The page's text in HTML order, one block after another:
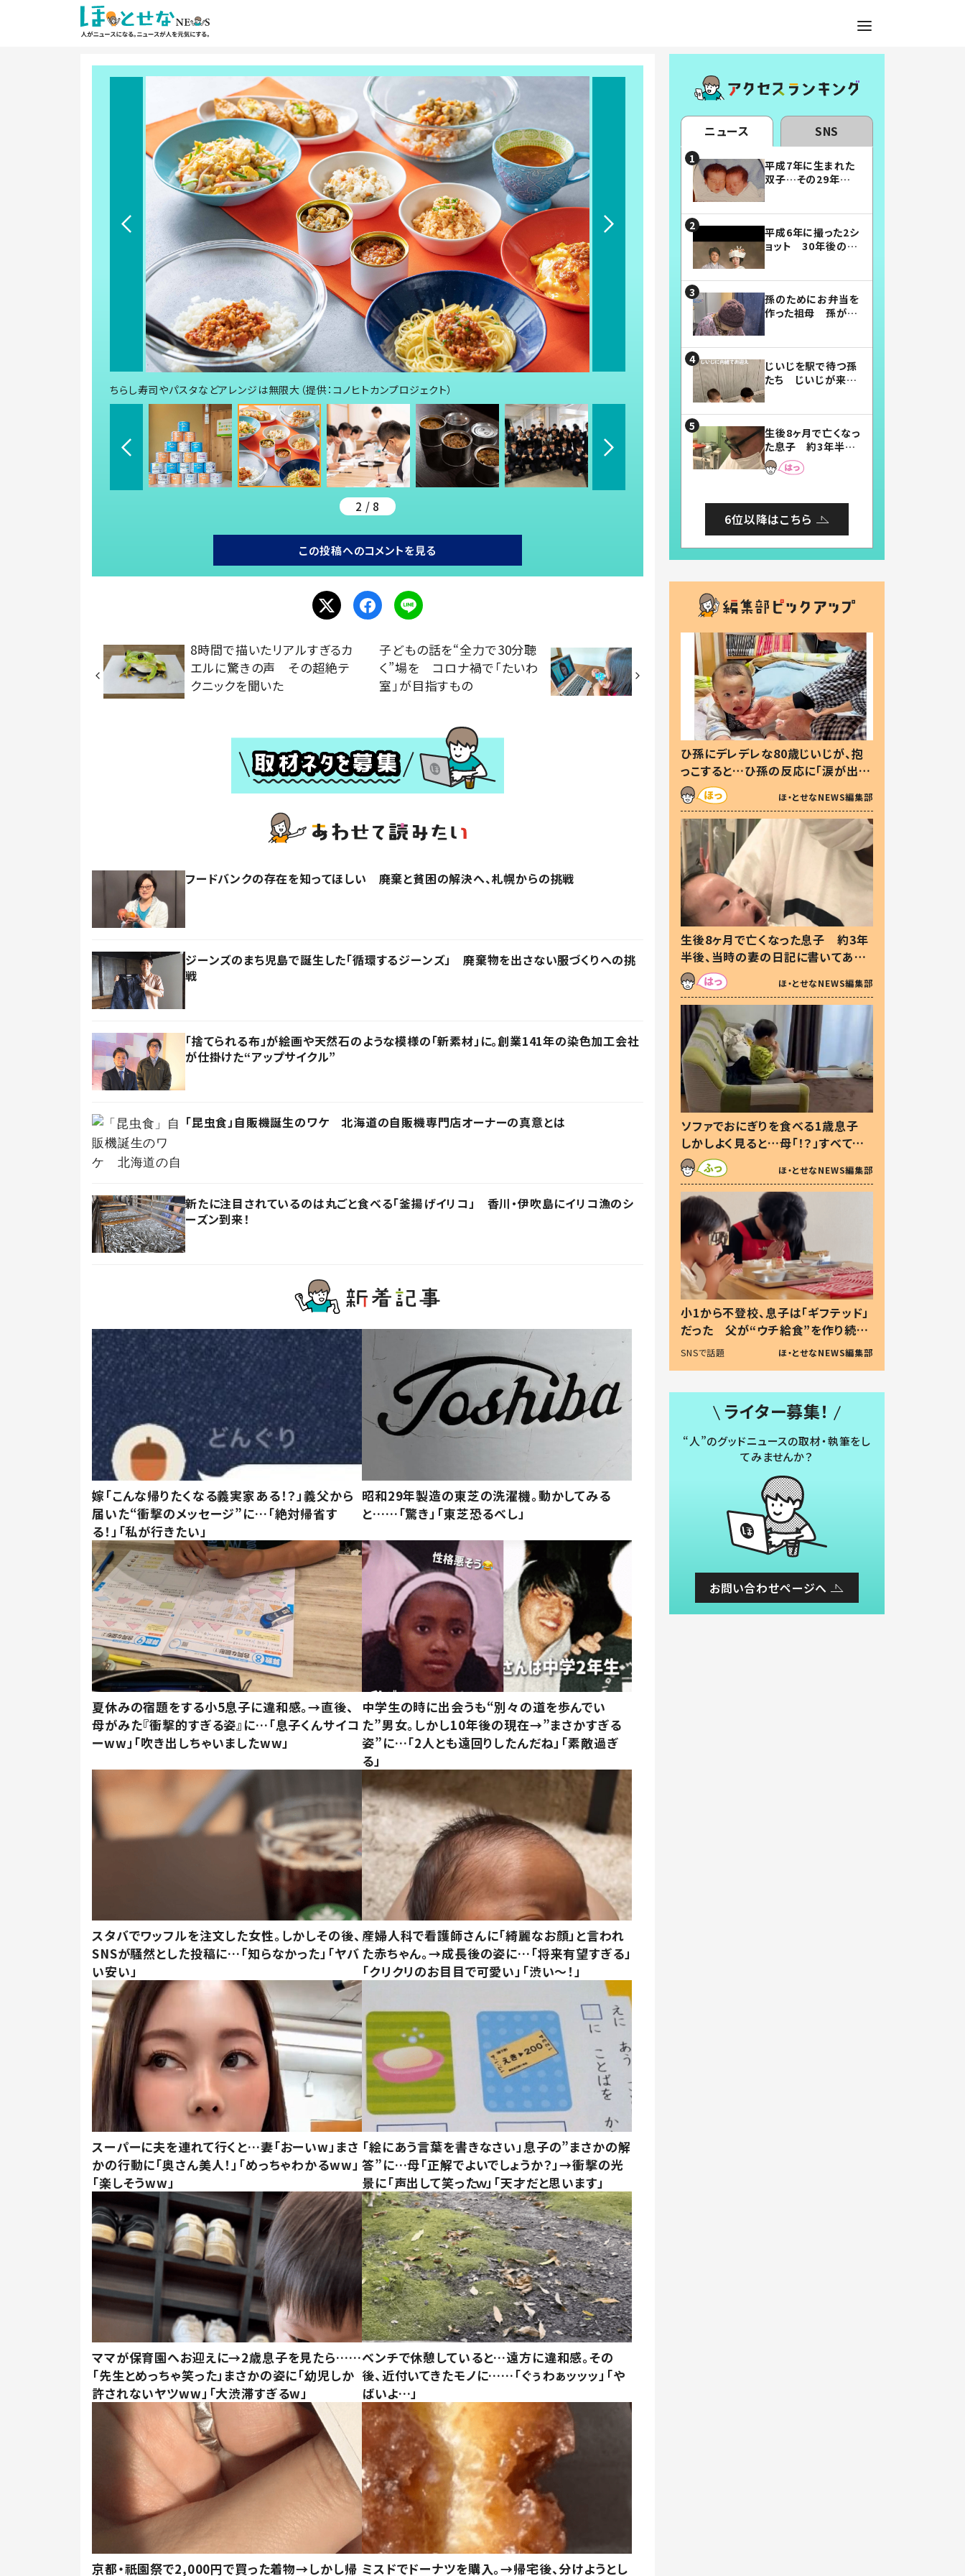
ちらし寿司やパスタなどアレンジは無限大（提供：コノヒトカンプロジェクト）
2 / 8
この投稿へのコメントを見る
8時間で描いたリアルすぎるカ
エルに驚きの声 その超絶テ
クニックを聞いた
子どもの話を“全力で30分聴
く”場を コロナ禍で「たいわ
室」が目指すもの
フードバンクの存在を知ってほしい 廃棄と貧困の解決へ、札幌からの挑戦
ジーンズのまち児島で誕生した「循環するジーンズ」 廃棄物を出さない服づくりへの挑
戦
「捨てられる布」が絵画や天然石のような模様の「新素材」に。創業141年の染色加工会社
が仕掛けた“アップサイクル”
「昆虫食」自販機誕生のワケ 北海道の自販機専門店オーナーの真意とは
新たに注目されているのは丸ごと食べる「釜揚げイリコ」 香川・伊吹島にイリコ漁のシ
ーズン到来！
嫁「こんな帰りたくなる義実家ある！？」義父から
届いた“衝撃のメッセージ”に…「絶対帰省す
る！」「私が行きたい」
昭和29年製造の東芝の洗濯機。動かしてみる
と……「驚き」「東芝恐るべし」
夏休みの宿題をする小5息子に違和感。→直後、
母がみた『衝撃的すぎる姿』に…「息子くんサイコ
ーww」「吹き出しちゃいましたww」
中学生の時に出会うも“別々の道を歩んでい
た”男女。しかし10年後の現在→”まさかすぎる
姿”に…「2人とも遠回りしたんだね」「素敵過ぎ
る」
スタバでワッフルを注文した女性。しかしその後、
SNSが騒然とした投稿に…「知らなかった」「ヤバ
い安い」
産婦人科で看護師さんに「綺麗なお顔」と言われ
た赤ちゃん。→成長後の姿に…「将来有望すぎる」
「クリクリのお目目で可愛い」「渋い～！」
スーパーに夫を連れて行くと…妻「おーいw」まさ
かの行動に「奥さん美人！」「めっちゃわかるww」
「楽しそうww」
「絵にあう言葉を書きなさい」息子の”まさかの解
答”に…母「正解でよいでしょうか？」→衝撃の光
景に「声出して笑ったｗ」「天才だと思います」
ママが保育園へお迎えに→2歳息子を見たら……
「先生とめっちゃ笑った」まさかの姿に「幼児しか
許されないヤツww」「大渋滞すぎるw」
ベンチで休憩していると…遠方に違和感。その
後、近付いてきたモノに……「ぐぅわぁッッッ」「や
ばいよ…」
京都・祇園祭で2,000円で買った着物→しかし帰 ミスドでドーナツを購入。→帰宅後、分けようとし
ニュース SNS
平成7年に生まれた
双子…その29年後
平成6年に撮った2シ
ョット 30年後の姿
孫のためにお弁当を
作った祖母 孫が絶
じいじを駅で待つ孫
たち じいじが来た
まらない」「幸せにな
れる」
生後8ヶ月で亡くなっ
た息子 約3年半
後、当時の妻の日記
に書いてあった本音
6位以降はこちら
ひ孫にデレデレな80歳じいじが、抱
っこすると…ひ孫の反応に「涙が出ま
した」「可愛くて仕方ない」
ほ・とせなNEWS編集部
生後8ヶ月で亡くなった息子 約3年
半後、当時の妻の日記に書いてあっ
た本音とは
ほ・とせなNEWS編集部
ソファでおにぎりを食べる1歳息子
しかしよく見ると…母「！？」すべてを
察した母の投稿に「可愛いから許
す！」「現行犯〜」
ほ・とせなNEWS編集部
小1から不登校、息子は「ギフテッド」
だった 父が“ウチ給食”を作り続け
る理由とは #令和の親 #令和の子
SNSで話題 ほ・とせなNEWS編集部
ライター募集！
“人”のグッドニュースの取材・執筆をし
てみませんか？
お問い合わせページへ